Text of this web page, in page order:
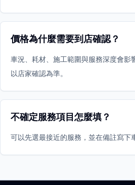
價格為什麼需要到店確認？
車況、耗材、施工範圍與服務深度會影
以店家確認為準。
不確定服務項目怎麼填？
可以先選最接近的服務，並在備註寫下